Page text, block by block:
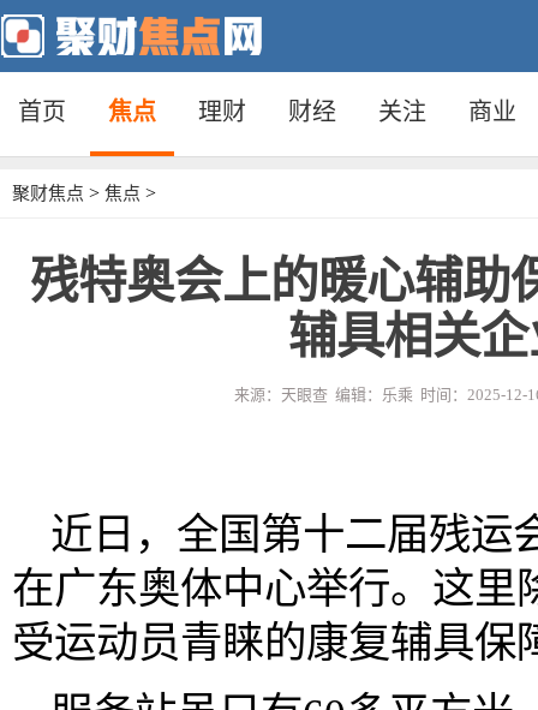
首页 焦点 理财 财经 关注 商业
聚财焦点 > 焦点 >
残特奥会上的暖心辅助
辅具相关
来源：天眼查 编辑：乐乘 时间：2025-
近日，全国第十二届残运
在广东奥体中心举行。这里
受运动员青睐的康复辅具保